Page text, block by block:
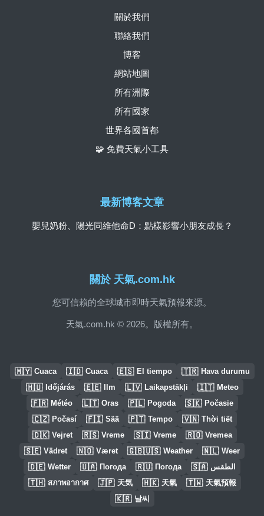
關於 天氣.com.hk
您可信賴的全球城市即時天氣預報來源。
天氣.com.hk © 2026。版權所有。
關於我們
聯絡我們
博客
網站地圖
所有洲際
所有國家
世界各國首都
🧩 免費天氣小工具
最新博客文章
嬰兒奶粉、陽光同維他命D：點樣影響小朋友成長？
🇲🇾 Cuaca 🇮🇩 Cuaca 🇪🇸 El tiempo 🇹🇷 Hava durumu
🇭🇺 Időjárás 🇪🇪 Ilm 🇱🇻 Laikapstākļi 🇮🇹 Meteo
🇫🇷 Météo 🇱🇹 Oras 🇵🇱 Pogoda 🇸🇰 Počasie
🇨🇿 Počasí 🇫🇮 Sää 🇵🇹 Tempo 🇻🇳 Thời tiết
🇩🇰 Vejret 🇷🇸 Vreme 🇸🇮 Vreme 🇷🇴 Vremea
🇸🇪 Vädret 🇳🇴 Været 🇬🇧🇺🇸 Weather 🇳🇱 Weer
🇩🇪 Wetter 🇺🇦 Погода 🇷🇺 Погода 🇸🇦 الطقس
🇹🇭 สภาพอากาศ 🇯🇵 天気 🇭🇰 天氣 🇹🇼 天氣預報
🇰🇷 날씨